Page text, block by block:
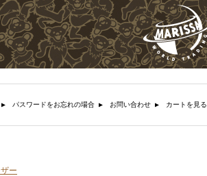
▶︎ パスワードをお忘れの場合 ▶︎ お問い合わせ ▶︎ カートを見る
ー